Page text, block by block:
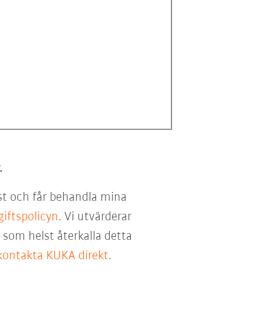
och får behandla mina
. Vi utvärderar
helst återkalla detta
KUKA direkt.